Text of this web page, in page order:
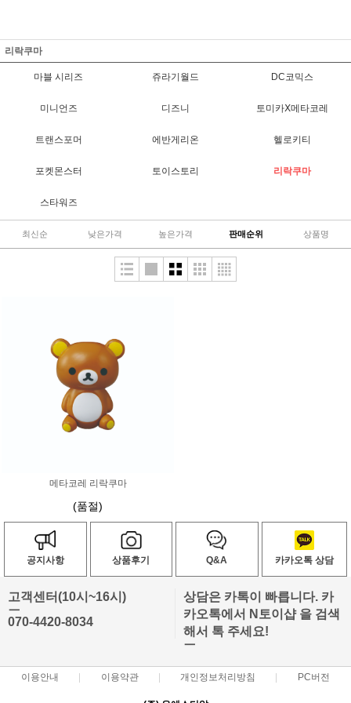
리락쿠마
마블 시리즈 쥬라기월드 DC코믹스
미니언즈 디즈니 토미카Ⅹ메타코레
트랜스포머 에반게리온 헬로키티
포켓몬스터 토이스토리 리락쿠마
스타워즈
최신순 낮은가격 높은가격 판매순위 상품명
메타코레 리락쿠마
(품절)
공지사항 상품후기 Q&A 카카오톡 상담
고객센터(10시~16시)
ㅡ
070-4420-8034
상담은 카톡이 빠릅니다. 카
카오톡에서 N토이샵 을 검색
해서 톡 주세요!
ㅡ
이용안내 이용약관 개인정보처리방침 PC버전